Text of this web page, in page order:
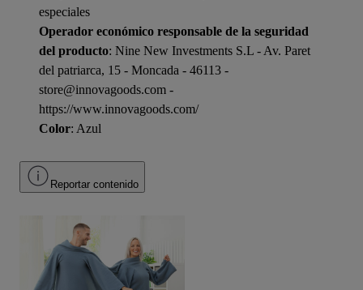
especiales
Operador económico responsable de la seguridad
del producto: Nine New Investments S.L - Av. Paret
del patriarca, 15 - Moncada - 46113 -
store@innovagoods.com -
https://www.innovagoods.com/
Color: Azul
Reportar contenido